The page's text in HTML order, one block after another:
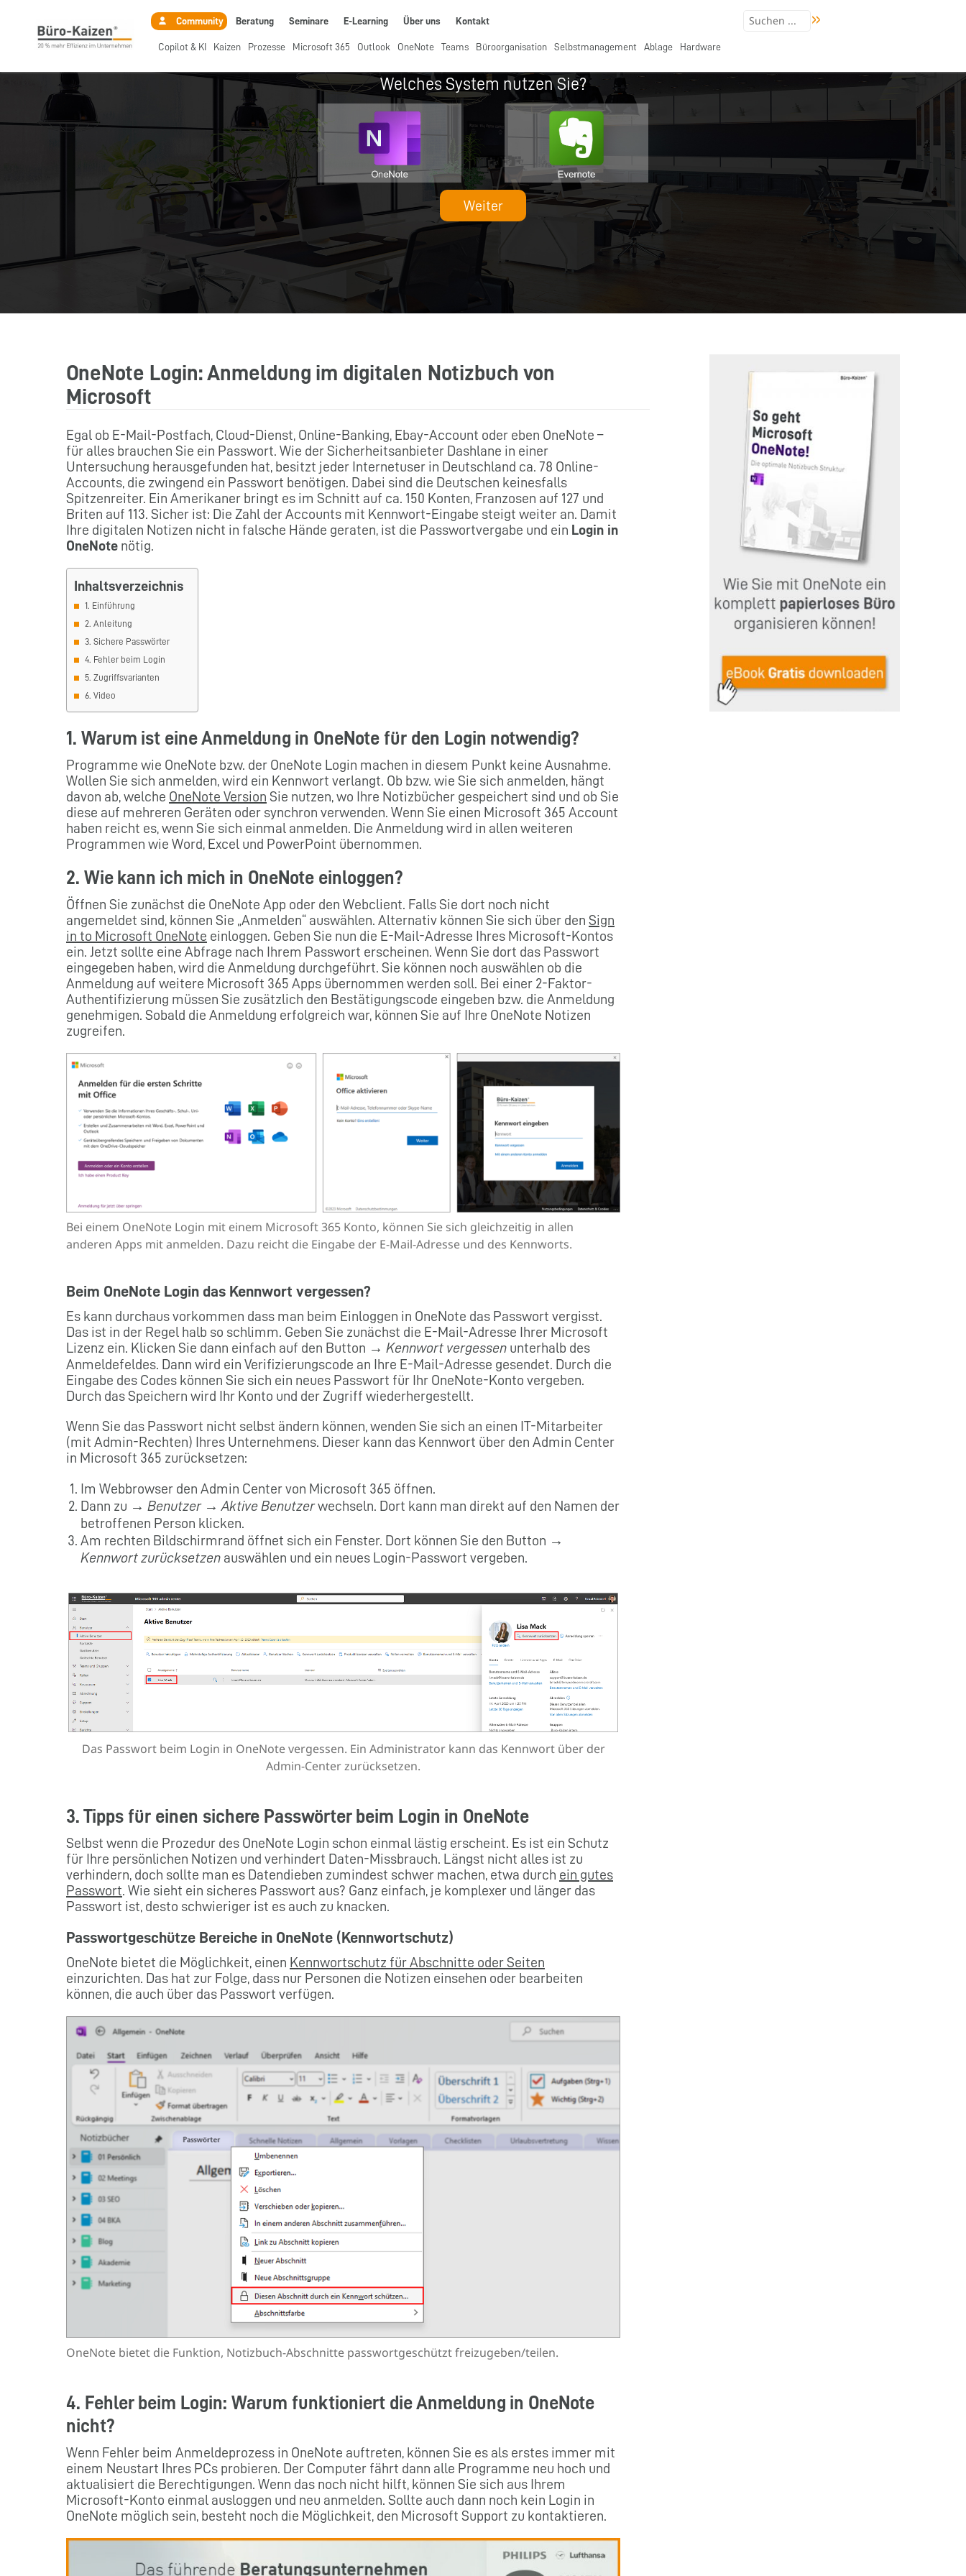
Community Beratung Seminare E-Learning Über uns Kontakt
Copilot & KI Kaizen Prozesse Microsoft 365 Outlook OneNote Teams Büroorganisation Selbstmanagement Ablage Hardware
Welches System nutzen Sie?
Weiter
OneNote Login: Anmeldung im digitalen Notizbuch von
Microsoft
Egal ob E-Mail-Postfach, Cloud-Dienst, Online-Banking, Ebay-Account oder eben OneNote –
für alles brauchen Sie ein Passwort. Wie der Sicherheitsanbieter Dashlane in einer
Untersuchung herausgefunden hat, besitzt jeder Internetuser in Deutschland ca. 78 Online-
Accounts, die zwingend ein Passwort benötigen. Dabei sind die Deutschen keinesfalls
Spitzenreiter. Ein Amerikaner bringt es im Schnitt auf ca. 150 Konten, Franzosen auf 127 und
Briten auf 113. Sicher ist: Die Zahl der Accounts mit Kennwort-Eingabe steigt weiter an. Damit
Ihre digitalen Notizen nicht in falsche Hände geraten, ist die Passwortvergabe und ein Login in
OneNote nötig.
Inhaltsverzeichnis
1. Einführung
2. Anleitung
3. Sichere Passwörter
4. Fehler beim Login
5. Zugriffsvarianten
6. Video
1. Warum ist eine Anmeldung in OneNote für den Login notwendig?
Programme wie OneNote bzw. der OneNote Login machen in diesem Punkt keine Ausnahme.
Wollen Sie sich anmelden, wird ein Kennwort verlangt. Ob bzw. wie Sie sich anmelden, hängt
davon ab, welche OneNote Version Sie nutzen, wo Ihre Notizbücher gespeichert sind und ob Sie
diese auf mehreren Geräten oder synchron verwenden. Wenn Sie einen Microsoft 365 Account
haben reicht es, wenn Sie sich einmal anmelden. Die Anmeldung wird in allen weiteren
Programmen wie Word, Excel und PowerPoint übernommen.
2. Wie kann ich mich in OneNote einloggen?
Öffnen Sie zunächst die OneNote App oder den Webclient. Falls Sie dort noch nicht
angemeldet sind, können Sie „Anmelden“ auswählen. Alternativ können Sie sich über den Sign
in to Microsoft OneNote einloggen. Geben Sie nun die E-Mail-Adresse Ihres Microsoft-Kontos
ein. Jetzt sollte eine Abfrage nach Ihrem Passwort erscheinen. Wenn Sie dort das Passwort
eingegeben haben, wird die Anmeldung durchgeführt. Sie können noch auswählen ob die
Anmeldung auf weitere Microsoft 365 Apps übernommen werden soll. Bei einer 2-Faktor-
Authentifizierung müssen Sie zusätzlich den Bestätigungscode eingeben bzw. die Anmeldung
genehmigen. Sobald die Anmeldung erfolgreich war, können Sie auf Ihre OneNote Notizen
zugreifen.
Bei einem OneNote Login mit einem Microsoft 365 Konto, können Sie sich gleichzeitig in allen
anderen Apps mit anmelden. Dazu reicht die Eingabe der E-Mail-Adresse und des Kennworts.
Beim OneNote Login das Kennwort vergessen?
Es kann durchaus vorkommen dass man beim Einloggen in OneNote das Passwort vergisst.
Das ist in der Regel halb so schlimm. Geben Sie zunächst die E-Mail-Adresse Ihrer Microsoft
Lizenz ein. Klicken Sie dann einfach auf den Button → Kennwort vergessen unterhalb des
Anmeldefeldes. Dann wird ein Verifizierungscode an Ihre E-Mail-Adresse gesendet. Durch die
Eingabe des Codes können Sie sich ein neues Passwort für Ihr OneNote-Konto vergeben.
Durch das Speichern wird Ihr Konto und der Zugriff wiederhergestellt.
Wenn Sie das Passwort nicht selbst ändern können, wenden Sie sich an einen IT-Mitarbeiter
(mit Admin-Rechten) Ihres Unternehmens. Dieser kann das Kennwort über den Admin Center
in Microsoft 365 zurücksetzen:
Im Webbrowser den Admin Center von Microsoft 365 öffnen.
Dann zu → Benutzer→Aktive Benutzerwechseln. Dort kann man direkt auf den Namen der
betroffenen Person klicken.
Am rechten Bildschirmrand öffnet sich ein Fenster. Dort können Sie den Button →
Kennwort zurücksetzen auswählen und ein neues Login-Passwort vergeben.
Das Passwort beim Login in OneNote vergessen. Ein Administrator kann das Kennwort über der
Admin-Center zurücksetzen.
3. Tipps für einen sichere Passwörter beim Login in OneNote
Selbst wenn die Prozedur des OneNote Login schon einmal lästig erscheint. Es ist ein Schutz
für Ihre persönlichen Notizen und verhindert Daten-Missbrauch. Längst nicht alles ist zu
verhindern, doch sollte man es Datendieben zumindest schwer machen, etwa durch ein gutes
Passwort . Wie sieht ein sicheres Passwort aus? Ganz einfach, je komplexer und länger das
Passwort ist, desto schwieriger ist es auch zu knacken.
Passwortgeschütze Bereiche in OneNote (Kennwortschutz)
OneNote bietet die Möglichkeit, einen Kennwortschutz für Abschnitte oder Seiten
einzurichten. Das hat zur Folge, dass nur Personen die Notizen einsehen oder bearbeiten
können, die auch über das Passwort verfügen.
OneNote bietet die Funktion, Notizbuch-Abschnitte passwortgeschützt freizugeben/teilen.
4. Fehler beim Login: Warum funktioniert die Anmeldung in OneNote
nicht?
Wenn Fehler beim Anmeldeprozess in OneNote auftreten, können Sie es als erstes immer mit
einem Neustart Ihres PCs probieren. Der Computer fährt dann alle Programme neu hoch und
aktualisiert die Berechtigungen. Wenn das noch nicht hilft, können Sie sich aus Ihrem
Microsoft-Konto einmal ausloggen und neu anmelden. Sollte auch dann noch kein Login in
OneNote möglich sein, besteht noch die Möglichkeit, den Microsoft Support zu kontaktieren.